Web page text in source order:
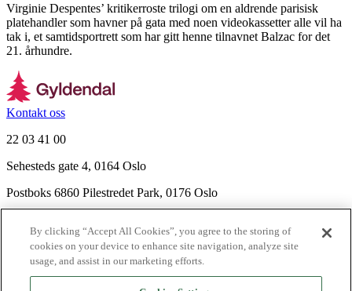
Virginie Despentes’ kritikerroste trilogi om en aldrende parisisk
platehandler som havner på gata med noen videokassetter alle vil ha
tak i, et samtidsportrett som har gitt henne tilnavnet Balzac for det
21. århundre.
Kontakt oss
22 03 41 00
Sehesteds gate 4, 0164 Oslo
Postboks 6860 Pilestredet Park, 0176 Oslo
Nyhetsbrev
Ledige stillinger
Send inn manus
By clicking “Accept All Cookies”, you agree to the storing of
cookies on your device to enhance site navigation, analyze site
usage, and assist in our marketing efforts.